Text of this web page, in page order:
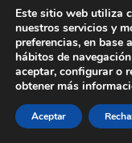
Este sitio web utiliza
nuestros servicios y
preferencias, en
hábitos de
aceptar, configurar o
obtener más
Aceptar